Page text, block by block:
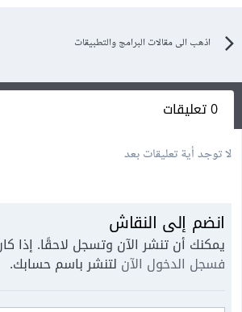
اذهب الى مقالات البرامج والتطبيقات
0 تعليقات
لا توجد أية تعليقات بعد
انضم إلى النقاش
يمكنك أن تنشر الآن وتسجل لاحقًا. إذا
فسجل الدخول الآن لتنشر باسم حسابك.